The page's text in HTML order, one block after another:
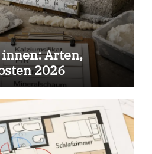
Arten,
2026